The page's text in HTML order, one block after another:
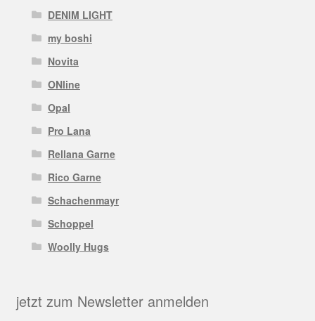
DENIM LIGHT
my boshi
Novita
ONline
Opal
Pro Lana
Rellana Garne
Rico Garne
Schachenmayr
Schoppel
Woolly Hugs
jetzt zum Newsletter anmelden